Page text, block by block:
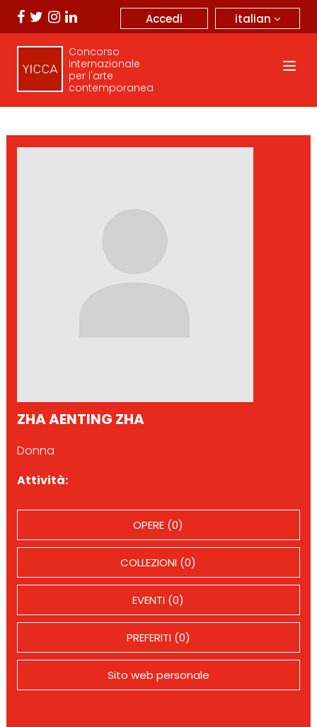
italian
Accedi
Concorso
internazionale
per l'arte
contemporanea
ZHA AENTING ZHA
Donna
Attività:
OPERE (0)
COLLEZIONI (0)
EVENTI (0)
PREFERITI (0)
Sito web personale